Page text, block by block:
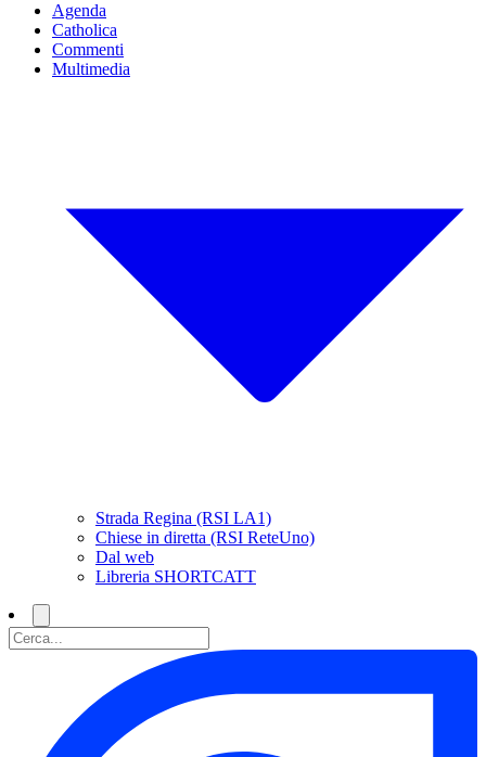
Agenda
Catholica
Commenti
Multimedia
Strada Regina (RSI LA1)
Chiese in diretta (RSI ReteUno)
Dal web
Libreria SHORTCATT